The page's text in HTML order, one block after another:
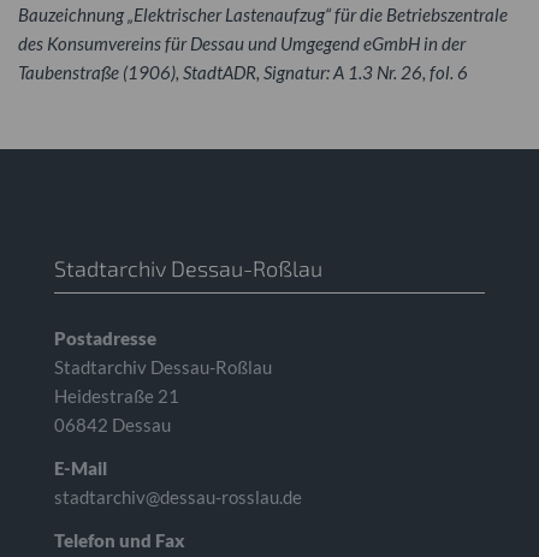
Bauzeichnung „Elektrischer Lastenaufzug“ für die Betriebszentrale
des Konsumvereins für Dessau und Umgegend eGmbH in der
Taubenstraße (1906), StadtADR, Signatur: A 1.3 Nr. 26, fol. 6
Stadtarchiv Dessau-Roßlau
Postadresse
Stadtarchiv Dessau-Roßlau
Heidestraße 21
06842 Dessau
E-Mail
stadtarchiv@dessau-rosslau.de
Telefon und Fax